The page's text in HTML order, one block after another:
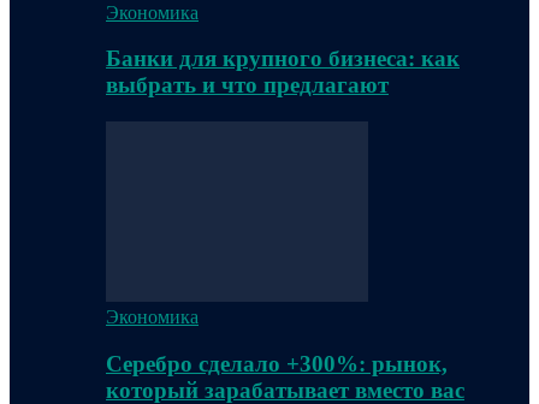
Экономика
Банки для крупного бизнеса: как
выбрать и что предлагают
Экономика
Серебро сделало +300%: рынок,
который зарабатывает вместо вас